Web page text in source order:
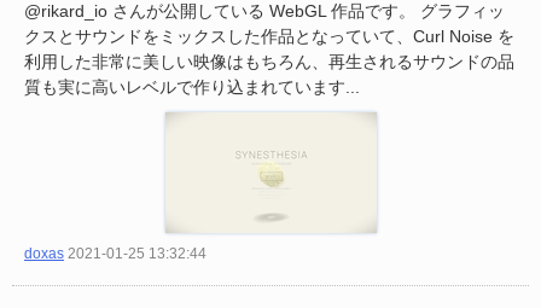
@rikard_io さんが公開している WebGL 作品です。 グラフィッ
クスとサウンドをミックスした作品となっていて、Curl Noise を
利用した非常に美しい映像はもちろん、再生されるサウンドの品
質も実に高いレベルで作り込まれています...
doxas 2021-01-25 13:32:44